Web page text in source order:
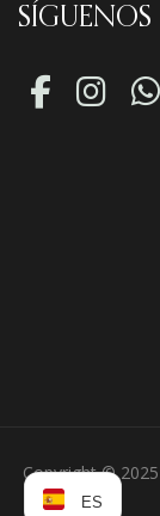
SÍGUENOS
Copyright ©
ES